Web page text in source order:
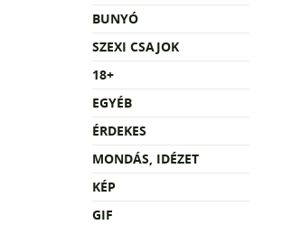
BUNYÓ
SZEXI CSAJOK
18+
EGYÉB
ÉRDEKES
MONDÁS, IDÉZET
KÉP
GIF